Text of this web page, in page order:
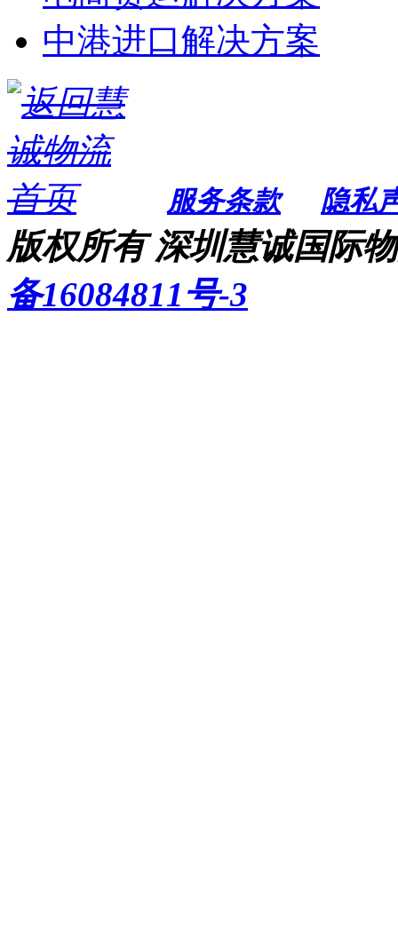
中港进口解决方案
服务条款 隐私
版权所有 深圳慧诚国际
备16084811号-3